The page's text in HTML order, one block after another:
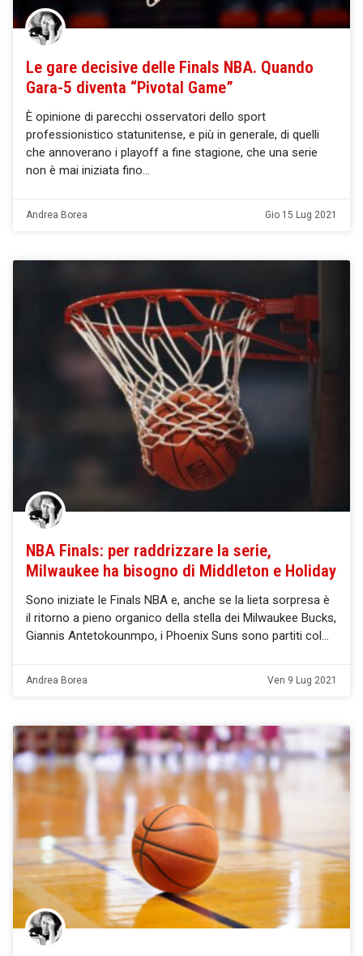
Le gare decisive delle Finals NBA. Quando
Gara-5 diventa “Pivotal Game”
È opinione di parecchi osservatori dello sport
professionistico statunitense, e più in generale, di quelli
che annoverano i playoff a fine stagione, che una serie
non è mai iniziata fino
Andrea Borea Gio 15 Lug 2021
NBA Finals: per raddrizzare la serie,
Milwaukee ha bisogno di Middleton e Holiday
Sono iniziate le Finals NBA e, anche se la lieta sorpresa è
il ritorno a pieno organico della stella dei Milwaukee Bucks,
Giannis Antetokounmpo, i Phoenix Suns sono partiti col
Andrea Borea Ven 9 Lug 2021